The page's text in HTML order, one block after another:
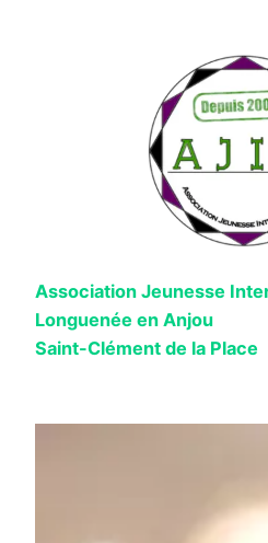
Association Jeunesse
Longuenée en Anjou
Saint-Clément de la Place